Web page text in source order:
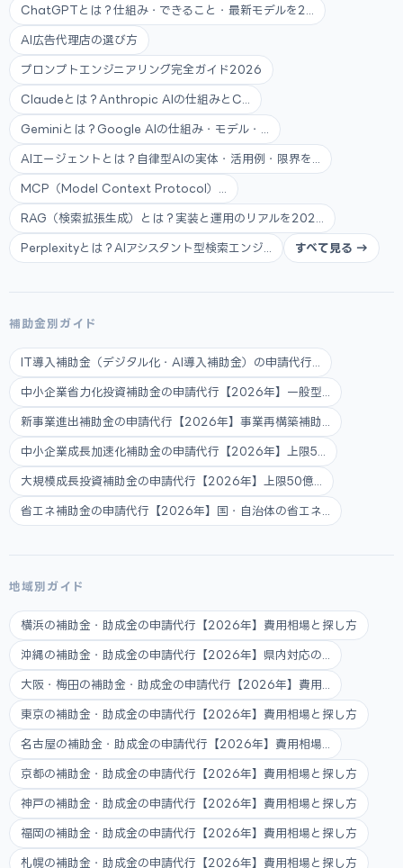
ChatGPTとは？仕組み・できること・最新モデルを2...
AI広告代理店の選び方
プロンプトエンジニアリング完全ガイド2026
Claudeとは？Anthropic AIの仕組みとC...
Geminiとは？Google AIの仕組み・モデル・...
AIエージェントとは？自律型AIの実体・活用例・限界を...
MCP（Model Context Protocol）...
RAG（検索拡張生成）とは？実装と運用のリアルを202...
Perplexityとは？AIアシスタント型検索エンジ... すべて見る →
補助金別ガイド
IT導入補助金（デジタル化・AI導入補助金）の申請代行...
中小企業省力化投資補助金の申請代行【2026年】一般型...
新事業進出補助金の申請代行【2026年】事業再構築補助...
中小企業成長加速化補助金の申請代行【2026年】上限5...
大規模成長投資補助金の申請代行【2026年】上限50億...
省エネ補助金の申請代行【2026年】国・自治体の省エネ...
地域別ガイド
横浜の補助金・助成金の申請代行【2026年】費用相場と探し方
沖縄の補助金・助成金の申請代行【2026年】県内対応の...
大阪・梅田の補助金・助成金の申請代行【2026年】費用...
東京の補助金・助成金の申請代行【2026年】費用相場と探し方
名古屋の補助金・助成金の申請代行【2026年】費用相場...
京都の補助金・助成金の申請代行【2026年】費用相場と探し方
神戸の補助金・助成金の申請代行【2026年】費用相場と探し方
福岡の補助金・助成金の申請代行【2026年】費用相場と探し方
札幌の補助金・助成金の申請代行【2026年】費用相場と探し方